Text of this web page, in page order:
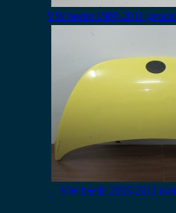
VW beetle 1998-2011
VW beetle 2005-2011